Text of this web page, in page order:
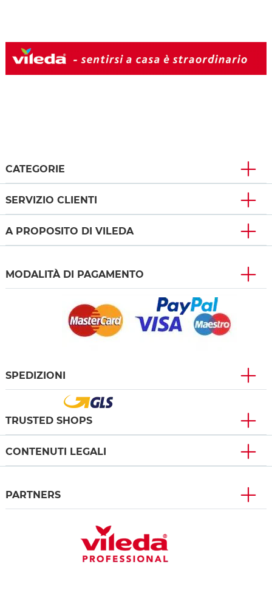
CATEGORIE
SERVIZIO CLIENTI
A PROPOSITO DI VILEDA
MODALITÀ DI PAGAMENTO
SPEDIZIONI
TRUSTED SHOPS
CONTENUTI LEGALI
PARTNERS